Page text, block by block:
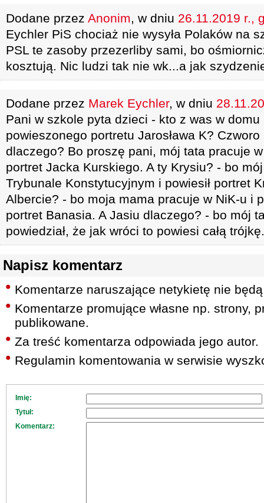
Dodane przez Anonim, w dniu 26.11.2019 r.,
Eychler PiS chociaż nie wysyła Polaków na
PSL te zasoby przezerliby sami, bo
kosztują. Nic ludzi tak nie wk...a jak
Dodane przez Marek Eychler, w dniu
Pani w szkole pyta dzieci - kto z was w
powieszonego portretu Jarosława K?
dlaczego? Bo proszę pani, mój tata pracuje
portret Jacka Kurskiego. A ty Krysiu? - bo
Trybunale Konstytucyjnym i powiesił portret
Albercie? - bo moja mama pracuje w NiK-u i
portret Banasia. A Jasiu dlaczego? - bo mój
powiedział, że jak wróci to powiesi całą trójkę.
Napisz komentarz
Komentarze naruszające netykietę nie
Komentarze promujące własne np. strony,
publikowane.
Za treść komentarza odpowiada jego autor.
Regulamin komentowania w serwisie
Imię:
Tytuł:
Komentarz: